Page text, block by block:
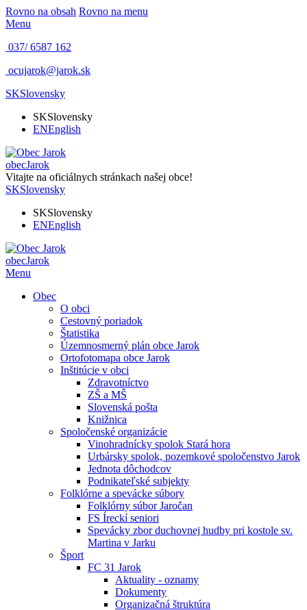
Rovno na obsah Rovno na menu
Menu
037/ 6587 162
ocujarok@jarok.sk
SKSlovensky
SKSlovensky
ENEnglish
obecJarok
Vitajte na oficiálnych stránkach našej obce!
SKSlovensky
SKSlovensky
ENEnglish
obecJarok
Menu
Obec
O obci
Cestovný poriadok
Štatistika
Územnosmerný plán obce Jarok
Ortofotomapa obce Jarok
Inštitúcie v obci
Zdravotníctvo
ZŠ a MŠ
Slovenská pošta
Knižnica
Spoločenské organizácie
Vinohradnícky spolok Stará hora
Urbársky spolok, pozemkové spoločenstvo Jarok
Jednota dôchodcov
Podnikateľské subjekty
Folklórne a spevácke súbory
Folklórny súbor Jaročan
FS Íreckí seniori
Spevácky zbor duchovnej hudby pri kostole sv.
Martina v Jarku
Šport
FC 31 Jarok
Aktuality - oznamy
Dokumenty
Organizačná štruktúra